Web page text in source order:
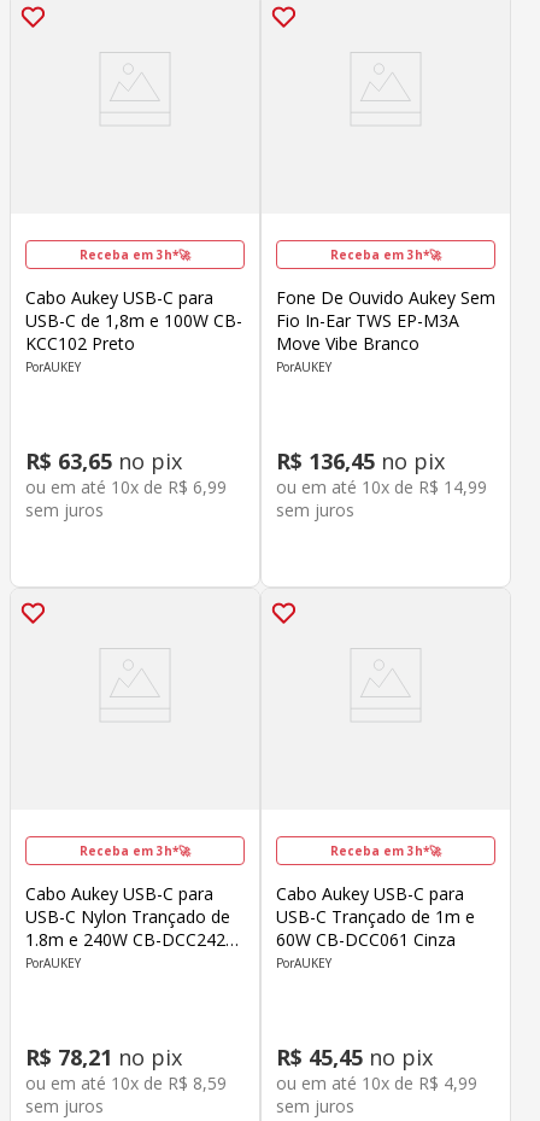
Receba em 3h*🚀
Cabo Aukey USB-C para
USB-C de 1,8m e 100W CB-
KCC102 Preto
AUKEY
R$ 63,65 no pix
ou em até 10x de R$ 6,99
sem juros
Receba em 3h*🚀
Fone De Ouvido Aukey Sem
Fio In-Ear TWS EP-M3A
Move Vibe Branco
AUKEY
R$ 136,45 no pix
ou em até 10x de R$ 14,99
sem juros
Receba em 3h*🚀
Cabo Aukey USB-C para
USB-C Nylon Trançado de
1.8m e 240W CB-DCC242
Cinza
AUKEY
R$ 78,21 no pix
ou em até 10x de R$ 8,59
sem juros
Receba em 3h*🚀
Cabo Aukey USB-C para
USB-C Trançado de 1m e
60W CB-DCC061 Cinza
AUKEY
R$ 45,45 no pix
ou em até 10x de R$ 4,99
sem juros